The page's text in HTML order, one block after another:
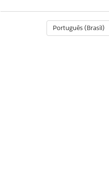
Português (Brasil)